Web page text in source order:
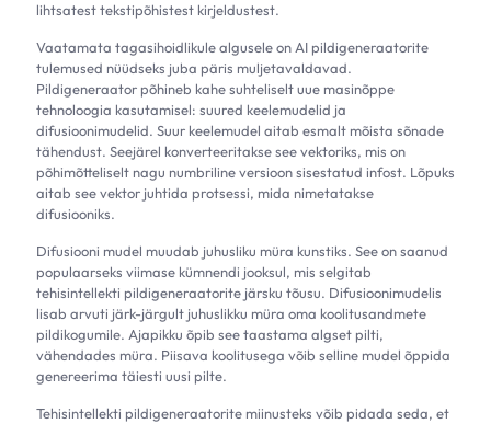
lihtsatest tekstipõhistest kirjeldustest.
Vaatamata tagasihoidlikule algusele on AI pildigeneraatorite
tulemused nüüdseks juba päris muljetavaldavad.
Pildigeneraator põhineb kahe suhteliselt uue masinõppe
tehnoloogia kasutamisel: suured keelemudelid ja
difusioonimudelid. Suur keelemudel aitab esmalt mõista sõnade
tähendust. Seejärel konverteeritakse see vektoriks, mis on
põhimõtteliselt nagu numbriline versioon sisestatud infost. Lõpuks
aitab see vektor juhtida protsessi, mida nimetatakse
difusiooniks.
Difusiooni mudel muudab juhusliku müra kunstiks. See on saanud
populaarseks viimase kümnendi jooksul, mis selgitab
tehisintellekti pildigeneraatorite järsku tõusu. Difusioonimudelis
lisab arvuti järk-järgult juhuslikku müra oma koolitusandmete
pildikogumile. Ajapikku õpib see taastama algset pilti,
vähendades müra. Piisava koolitusega võib selline mudel õppida
genereerima täiesti uusi pilte.
Tehisintellekti pildigeneraatorite miinusteks võib pidada seda, et